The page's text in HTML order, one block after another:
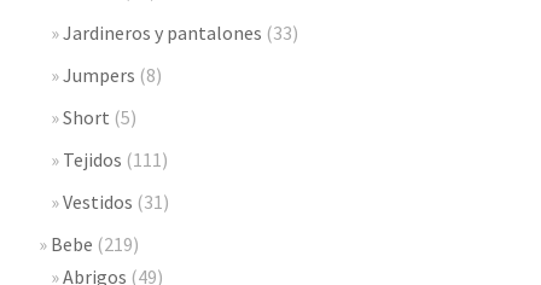
Jardineros y pantalones (33)
Jumpers (8)
Short (5)
Tejidos (111)
Vestidos (31)
Bebe (219)
Abrigos (49)